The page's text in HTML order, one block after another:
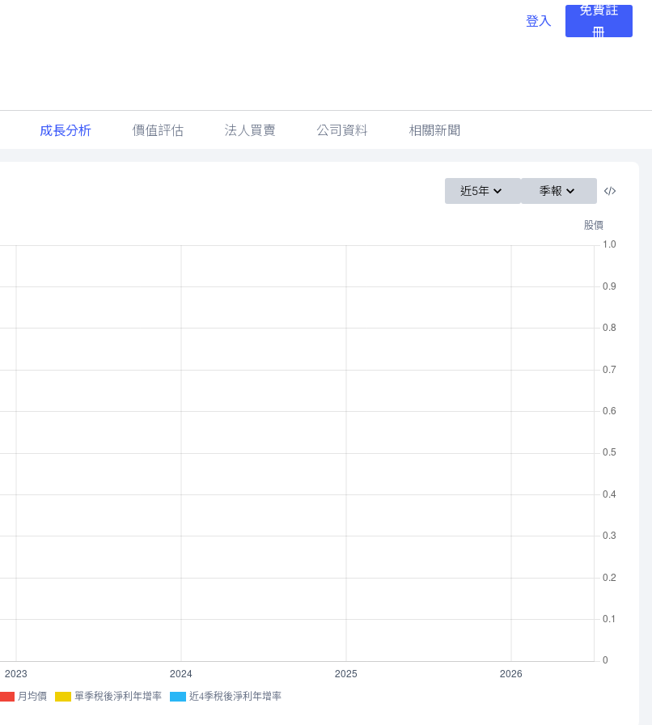
登入
免費註
冊
成長分析 價值評估 法人買賣 公司資料 相關新聞
近5年 季報
月均價 單季稅後淨利年增率 近4季稅後淨利年增率